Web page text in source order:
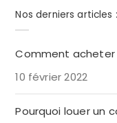
Nos derniers articles :
Comment acheter
10 février 2022
Pourquoi louer un